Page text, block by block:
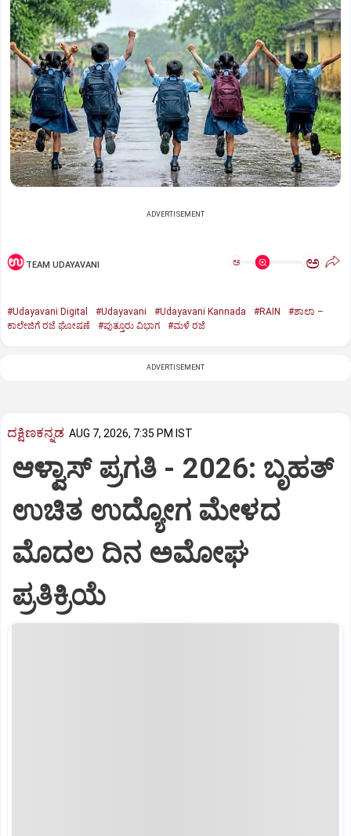
ADVERTISEMENT
TEAM UDAYAVANI ಅ ಅ
#Udayavani Digital #Udayavani #Udayavani Kannada #RAIN
#ಶಾಲಾ –
ಕಾಲೇಜಿಗೆ ರಜೆ ಘೋಷಣೆ
#ಪುತ್ತೂರು ವಿಭಾಗ #ಮಳೆ ರಜೆ
ADVERTISEMENT
ದಕ್ಷಿಣಕನ್ನಡ AUG 7, 2026, 7:35 PM IST
ಆಳ್ವಾಸ್‌ ಪ್ರಗತಿ - 2026: ಬೃಹತ್
ಉಚಿತ ಉದ್ಯೋಗ ಮೇಳದ
ಮೊದಲ ದಿನ ಅಮೋಘ
ಪ್ರತಿಕ್ರಿಯೆ